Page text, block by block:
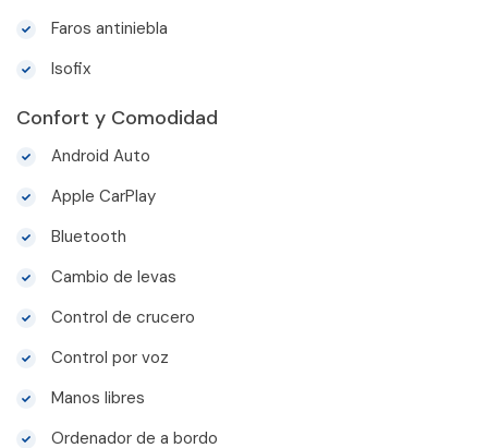
Faros antiniebla
Isofix
Confort y Comodidad
Android Auto
Apple CarPlay
Bluetooth
Cambio de levas
Control de crucero
Control por voz
Manos libres
Ordenador de a bordo